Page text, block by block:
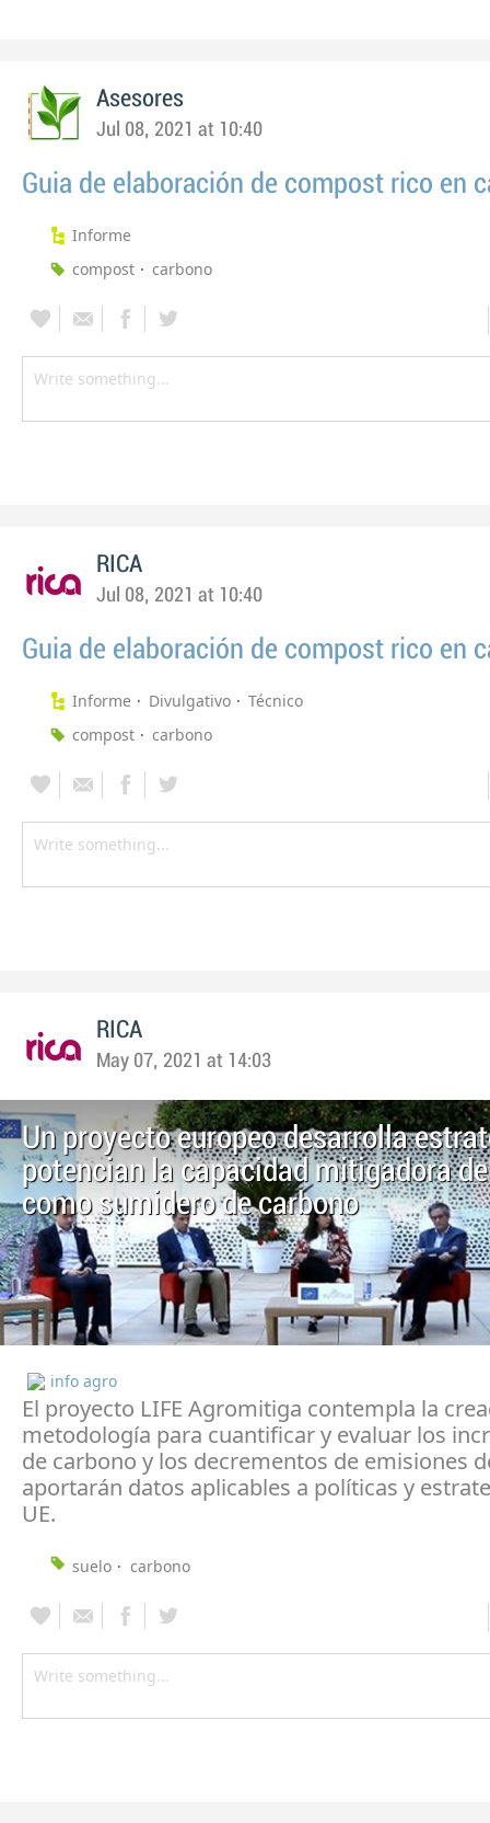
Asesores
Jul 08, 2021 at 10:40
Guia de elaboración de compost rico en
Informe
compost
carbono
RICA
Jul 08, 2021 at 10:40
Guia de elaboración de compost rico en
Informe Divulgativo
Técnico
compost
carbono
RICA
May 07, 2021 at 14:03
Un proyecto europeo desarrolla
potencian la capacidad mitigadora
como sumidero de carbono
info agro
El proyecto LIFE Agromitiga contempla la
metodología para cuantificar y evaluar los
de carbono y los decrementos de emisiones
aportarán datos aplicables a políticas y
UE.
suelo carbono